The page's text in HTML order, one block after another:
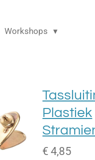
Workshops
Plastiek
€ 4,85